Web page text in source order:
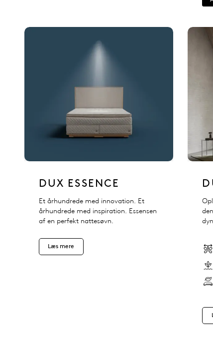
DUX ESSENCE
Et århundrede med innovation. Et
århundrede med inspiration. Essensen
af en perfekt nattesøvn.
Læs mere